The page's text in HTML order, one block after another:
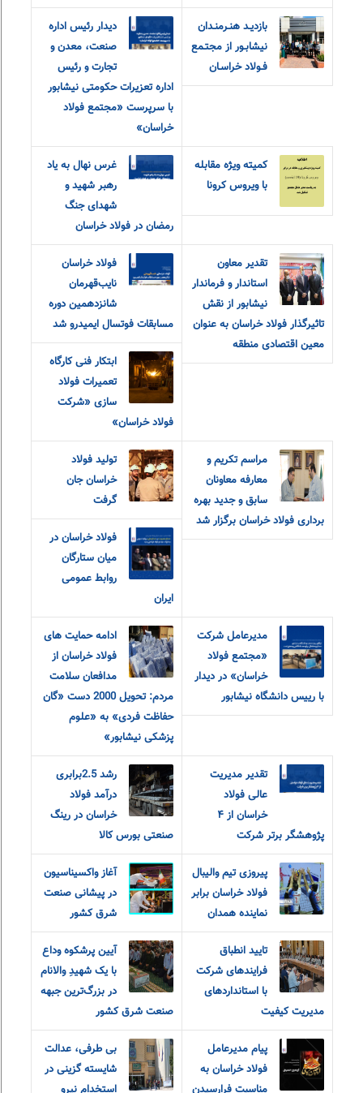
بازديـد هنـرمنـدان
نيشابـور از مجتـمع
فـولاد خراسـان
دیدار رئیس اداره
صنعت، معدن و
تجارت و رئیس
اداره تعزیرات حکومتی نیشابور
با سرپرست «مجتمع فولاد
خراسان»
کمیته ویژه مقابله
با ویروس کرونا
غرس نهال به یاد
رهبر شهید و
شهدای جنگ
رمضان در فولاد خراسان
تقدیر معاون
استاندار و فرماندار
نیشابور از نقش
تاثیرگذار فولاد خراسان به عنوان
معین اقتصادی منطقه
فولاد خراسان
نایب‌قهرمان
شانزدهمین دوره
مسابقات فوتسال ایمیدرو شد
ابتکار فنی کارگاه
تعمیرات فولاد
سازی «شرکت
فولاد خراسان»
مراسم تکریم و
معارفه‌ معاونان
سابق و جدید بهره
برداری فولاد خراسان برگزار شد
تولید فولاد
خراسان جان
گرفت
فولاد خراسان در
میان ستارگان
روابط عمومی
ایران
مدیرعامل شرکت
«مجتمع فولاد
خراسان» در دیدار
با رییس دانشگاه نیشابور
ادامه حمایت های
فولاد خراسان از
مدافعان سلامت
مردم: تحویل 2000 دست «گان
حفاظت فردی» به «علوم
پزشکی نیشابور»
تقدیر مدیریت
عالی فولاد
خراسان از ۴
پژوهشگر برتر شرکت
رشد 2.5برابری
درآمد فولاد
خراسان در رینگ
صنعتی بورس کالا
پیروزی تیم والیبال
فولاد خراسان برابر
نماینده همدان
آغاز واکسیناسیون
در پیشانی صنعت
شرق کشور
تایید انطباق
فرایندهای شرکت
با استانداردهای
مدیریت کیفیت
آیین پرشکوه وداع
با یک شهیدِ والانام
در بزرگ‌ترین جبهه
صنعت شرق کشور
پیام مدیرعامل
فولاد خراسان به
بی طرفی، عدالت
شایسته گزینی در